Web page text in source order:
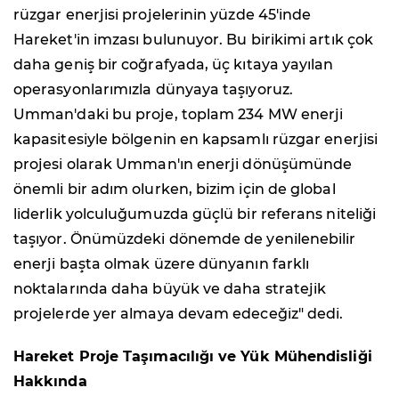
rüzgar enerjisi projelerinin yüzde 45'inde
Hareket'in imzası bulunuyor. Bu birikimi artık çok
daha geniş bir coğrafyada, üç kıtaya yayılan
operasyonlarımızla dünyaya taşıyoruz.
Umman'daki bu proje, toplam 234 MW enerji
kapasitesiyle bölgenin en kapsamlı rüzgar enerjisi
projesi olarak Umman'ın enerji dönüşümünde
önemli bir adım olurken, bizim için de global
liderlik yolculuğumuzda güçlü bir referans niteliği
taşıyor. Önümüzdeki dönemde de yenilenebilir
enerji başta olmak üzere dünyanın farklı
noktalarında daha büyük ve daha stratejik
projelerde yer almaya devam edeceğiz" dedi.
Hareket Proje Taşımacılığı ve Yük Mühendisliği
Hakkında